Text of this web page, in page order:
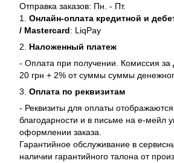
Отправка заказов: Пн. - Пт.
1. Онлайн-оплата кредитной и
/ Mastercard: LiqPay
2. Наложенный платеж
- Оплата при получении. Комиссия
20 грн + 2% от суммы суммы
3. Оплата по реквизитам
- Реквизиты для оплаты
благодарности и в письме на е-мейл
оформлении заказа.
Гарантийное обслуживание в
наличии гарантийного талона от